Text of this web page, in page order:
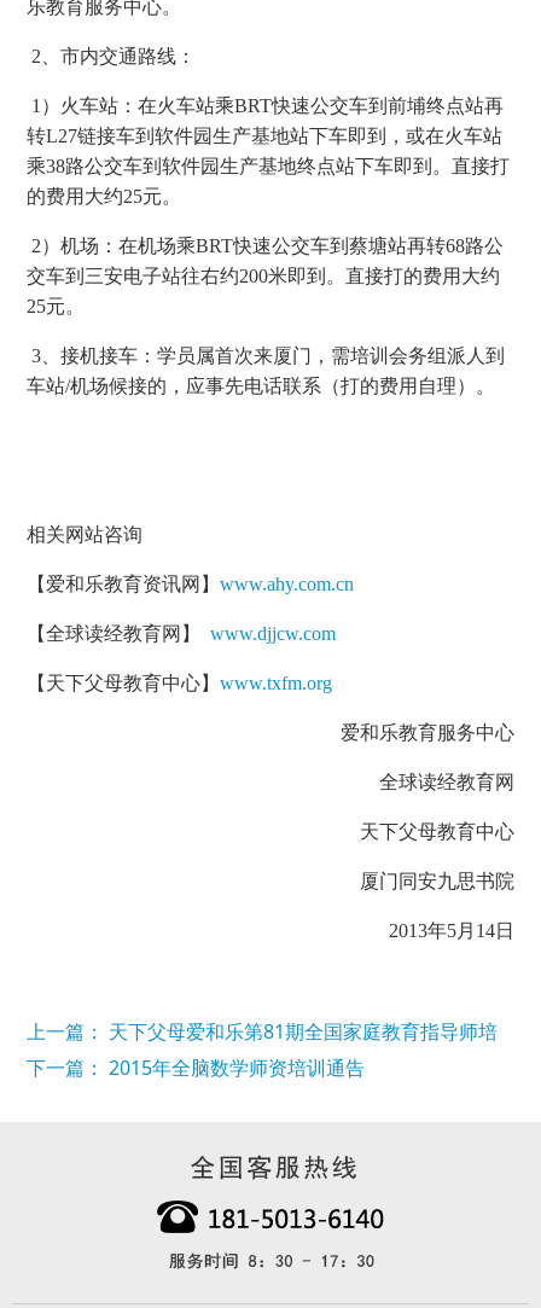
乐教育服务中心。
2、市内交通路线：
1）火车站：在火车站乘BRT快速公交车到前埔终点站再
转L27链接车到软件园生产基地站下车即到，或在火车站
乘38路公交车到软件园生产基地终点站下车即到。直接打
的费用大约25元。
2）机场：在机场乘BRT快速公交车到蔡塘站再转68路公
交车到三安电子站往右约200米即到。直接打的费用大约
25元。
3、接机接车：学员属首次来厦门，需培训会务组派人到
车站/机场候接的，应事先电话联系（打的费用自理）。
相关网站咨询
【爱和乐教育资讯网】 www.ahy.com.cn
【全球读经教育网】 www.djjcw.com
【天下父母教育中心】 www.txfm.org
爱和乐教育服务中心
全球读经教育网
天下父母教育中心
厦门同安九思书院
2013年5月14日
上一篇： 天下父母爱和乐第81期全国家庭教育指导师培
训班暨加盟合作交流会
下一篇： 2015年全脑数学师资培训通告